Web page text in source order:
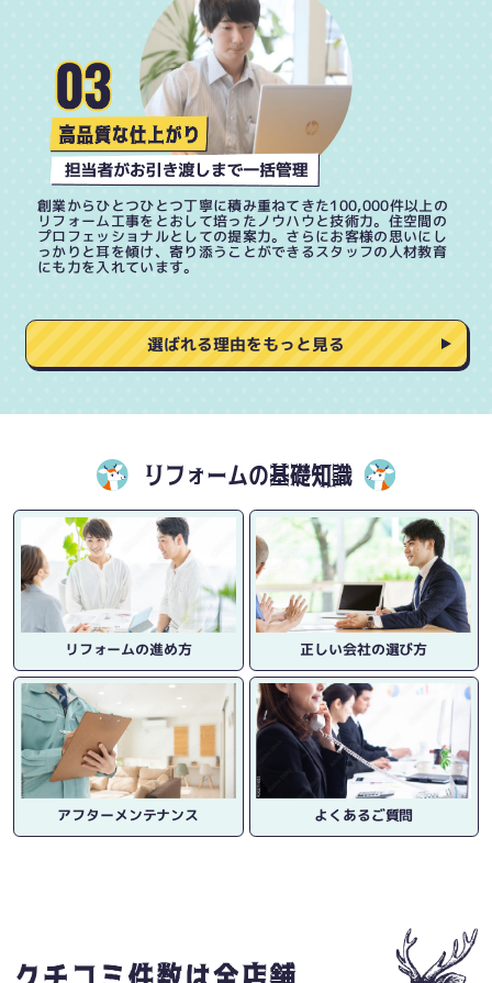
創業からひとつひとつ丁寧に積み重ねてきた100,000件以上の
リフォーム工事をとおして培ったノウハウと技術力。住空間の
プロフェッショナルとしての提案力。さらにお客様の思いにし
っかりと耳を傾け、寄り添うことができるスタッフの人材教育
にも力を入れています。
選ばれる理由をもっと見る
リフォームの基礎知識
リフォームの進め方 正しい会社の選び方
アフターメンテナンス よくあるご質問